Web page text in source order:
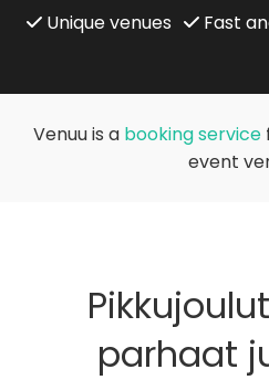
Unique venues Fast
Venuu is a booking service
event
parhaat